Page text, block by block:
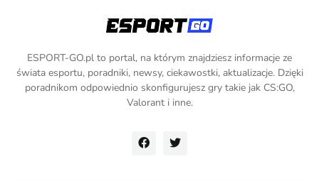
ESPORT-GO.pl to portal, na którym znajdziesz informacje ze
świata esportu, poradniki, newsy, ciekawostki, aktualizacje. Dzięki
poradnikom odpowiednio skonfigurujesz gry takie jak CS:GO,
Valorant i inne.